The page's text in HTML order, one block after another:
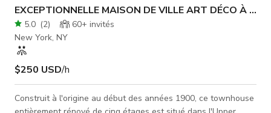
EXCEPTIONNELLE MAISON DE VILLE ART DÉCO À NYC
5.0 (2) 60+ invités
New York, NY
$250 USD/h
Construit à l'origine au début des années 1900, ce townhouse